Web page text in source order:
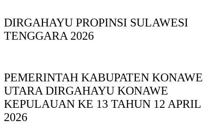
DIRGAHAYU PROPINSI SULAWESI
TENGGARA 2026
PEMERINTAH KABUPATEN KONAWE
UTARA DIRGAHAYU KONAWE
KEPULAUAN KE 13 TAHUN 12 APRIL
2026